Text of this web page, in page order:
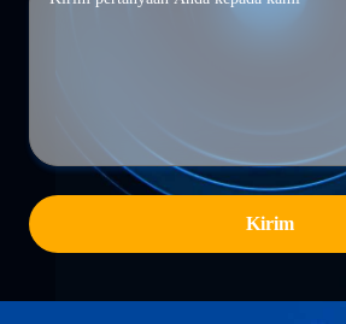
Kirim